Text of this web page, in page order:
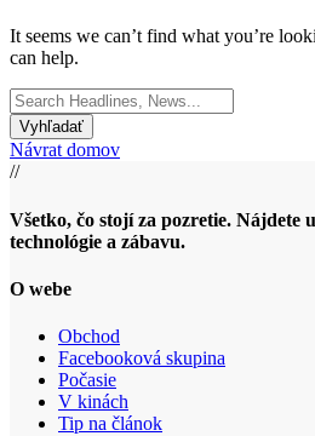
It seems we can’t find what you’re
can help.
Search
for:
Návrat domov
//
Všetko, čo stojí za pozretie. Nájdete
technológie a zábavu.
O webe
Obchod
Facebooková skupina
Počasie
V kinách
Tip na článok